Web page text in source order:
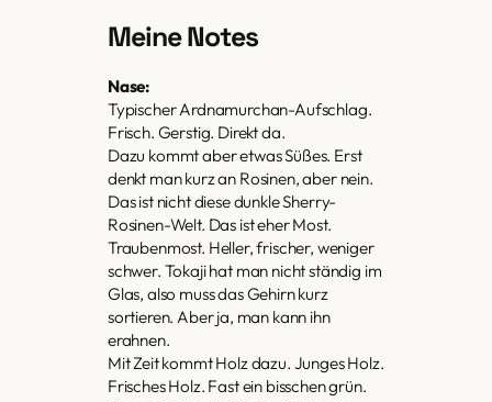
Meine Notes
Nase:
Typischer Ardnamurchan-Aufschlag.
Frisch. Gerstig. Direkt da.
Dazu kommt aber etwas Süßes. Erst
denkt man kurz an Rosinen, aber nein.
Das ist nicht diese dunkle Sherry-
Rosinen-Welt. Das ist eher Most.
Traubenmost. Heller, frischer, weniger
schwer. Tokaji hat man nicht ständig im
Glas, also muss das Gehirn kurz
sortieren. Aber ja, man kann ihn
erahnen.
Mit Zeit kommt Holz dazu. Junges Holz.
Frisches Holz. Fast ein bisschen grün.